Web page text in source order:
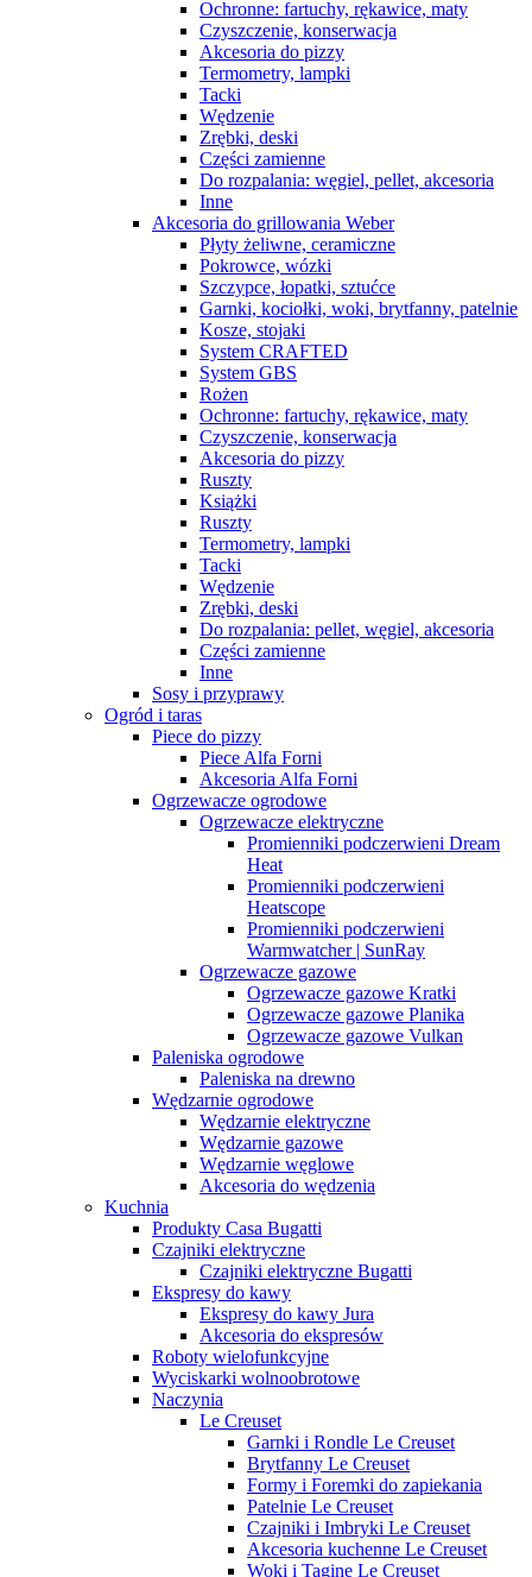
Ochronne: fartuchy, rękawice, maty
Czyszczenie, konserwacja
Akcesoria do pizzy
Termometry, lampki
Tacki
Wędzenie
Zrębki, deski
Części zamienne
Do rozpalania: węgiel, pellet, akcesoria
Inne
Akcesoria do grillowania Weber
Płyty żeliwne, ceramiczne
Pokrowce, wózki
Szczypce, łopatki, sztućce
Garnki, kociołki, woki, brytfanny, patelnie
Kosze, stojaki
System CRAFTED
System GBS
Rożen
Ochronne: fartuchy, rękawice, maty
Czyszczenie, konserwacja
Akcesoria do pizzy
Ruszty
Książki
Ruszty
Termometry, lampki
Tacki
Wędzenie
Zrębki, deski
Do rozpalania: pellet, węgiel, akcesoria
Części zamienne
Inne
Sosy i przyprawy
Ogród i taras
Piece do pizzy
Piece Alfa Forni
Akcesoria Alfa Forni
Ogrzewacze ogrodowe
Ogrzewacze elektryczne
Promienniki podczerwieni Dream
Heat
Promienniki podczerwieni
Heatscope
Promienniki podczerwieni
Warmwatcher | SunRay
Ogrzewacze gazowe
Ogrzewacze gazowe Kratki
Ogrzewacze gazowe Planika
Ogrzewacze gazowe Vulkan
Paleniska ogrodowe
Paleniska na drewno
Wędzarnie ogrodowe
Wędzarnie elektryczne
Wędzarnie gazowe
Wędzarnie węglowe
Akcesoria do wędzenia
Kuchnia
Produkty Casa Bugatti
Czajniki elektryczne
Czajniki elektryczne Bugatti
Ekspresy do kawy
Ekspresy do kawy Jura
Akcesoria do ekspresów
Roboty wielofunkcyjne
Wyciskarki wolnoobrotowe
Naczynia
Le Creuset
Garnki i Rondle Le Creuset
Brytfanny Le Creuset
Formy i Foremki do zapiekania
Patelnie Le Creuset
Czajniki i Imbryki Le Creuset
Akcesoria kuchenne Le Creuset
Woki i Tagine Le Creuset